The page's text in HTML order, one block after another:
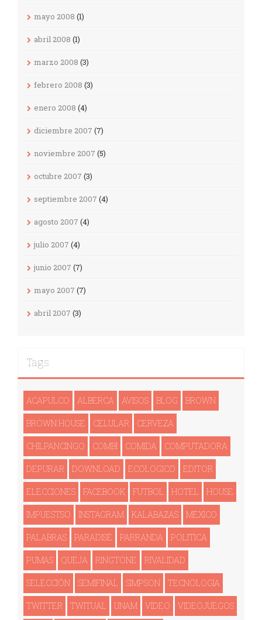
mayo 2008 (1)
abril 2008 (1)
marzo 2008 (3)
febrero 2008 (3)
enero 2008 (4)
diciembre 2007 (7)
noviembre 2007 (5)
octubre 2007 (3)
septiembre 2007 (4)
agosto 2007 (4)
julio 2007 (4)
junio 2007 (7)
mayo 2007 (7)
abril 2007 (3)
Tags
ACAPULCO ALBERCA AVISOS BLOG BROWN
BROWN HOUSE CELULAR CERVEZA
CHILPANCINGO COMBI COMIDA COMPUTADORA
DEPURAR DOWNLOAD ECOLOGICO EDITOR
ELECCIONES FACEBOOK FUTBOL HOTEL HOUSE
IMPUESTSO INSTAGRAM KALABAZAS MÉXICO
PALABRAS PARADISE PARRANDA POLITICA
PUMAS QUEJA RINGTONE RIVALIDAD
SELECCIÓN SEMIFINAL SIMPSON TECNOLOGI­A
TWITTER TWITUAL UNAM VIDEO VIDEOJUEGOS